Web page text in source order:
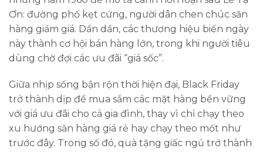
Ơn: đường phố kẹt cứng, người dân chen chúc săn
hàng giảm giá. Dần dần, các thương hiệu biến ngày
này thành cơ hội bán hàng lớn, trong khi người tiêu
dùng chờ đợi các ưu đãi “giá sốc”.
Giữa nhịp sống bận rộn thời hiện đại, Black Friday
trở thành dịp để mua sắm các mặt hàng bền vững
với giá ưu đãi cho cả gia đình, thay vì chỉ chạy theo
xu hướng săn hàng giá rẻ hay chạy theo mốt như
trước đây. Trong số đó, quà tặng giấc ngủ trở thành